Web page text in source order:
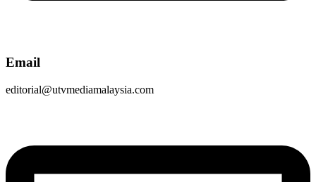
Email
editorial@utvmediamalaysia.com